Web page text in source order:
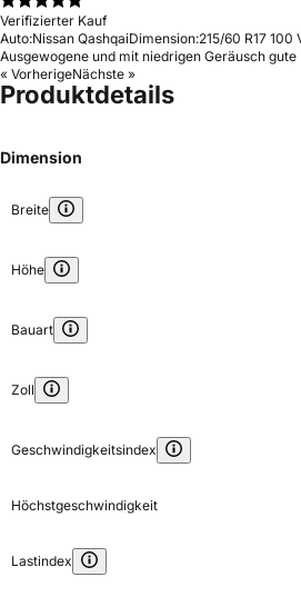
Verifizierter Kauf
Auto:Nissan QashqaiDimension:215/60 R17 100
Ausgewogene und mit niedrigen Geräusch
« VorherigeNächste »
Produktdetails
Dimension
Breite
Höhe
Bauart
Zoll
Geschwindigkeitsindex
Höchstgeschwindigkeit
Lastindex